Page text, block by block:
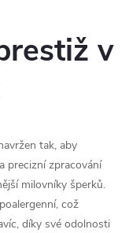
v
tak, aby
precizní zpracování
milovníky šperků.
což
díky své odolnosti